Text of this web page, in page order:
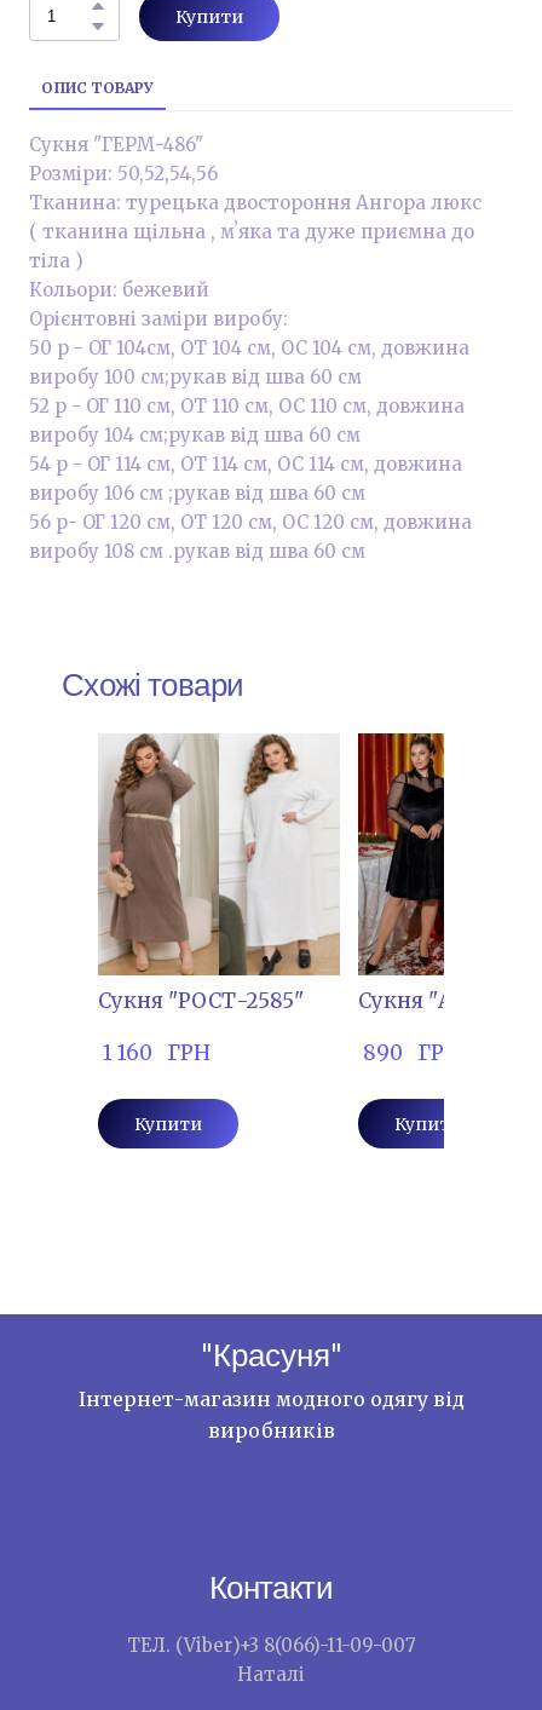
Купити
ОПИС ТОВАРУ
Сукня "ГЕРМ-486"
Розміри: 50,52,54,56
Тканина: турецька двостороння Ангора люкс
( тканина щільна , мʼяка та дуже приємна до
тіла )
Кольори: бежевий
Орієнтовні заміри виробу:
50 р - ОГ 104см, ОТ 104 см, ОС 104 см, довжина
виробу 100 см;рукав від шва 60 см
52 р - ОГ 110 см, ОТ 110 см, ОС 110 см, довжина
виробу 104 см;рукав від шва 60 см
54 р - ОГ 114 см, ОТ 114 см, ОС 114 см, довжина
виробу 106 см ;рукав від шва 60 см
56 р- ОГ 120 см, ОТ 120 см, ОС 120 см, довжина
виробу 108 см .рукав від шва 60 см
Схожі товари
Сукня "РОСТ-2585"
1 160   ГРН
Купити
Сукня "АЛ-1064"
890   ГРН
Купити
"Красуня"
Інтернет-магазин модного одягу від
виробників
Контакти
ТЕЛ. (Viber)+3 8(066)-11-09-007
Наталі